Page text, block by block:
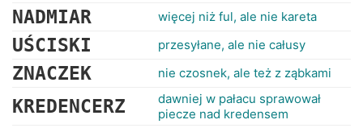
NADMIAR więcej niż ful, ale nie kareta
UŚCISKI przesyłane, ale nie całusy
ZNACZEK nie czosnek, ale też z ząbkami
KREDENCERZ
dawniej w pałacu sprawował
piecze nad kredensem